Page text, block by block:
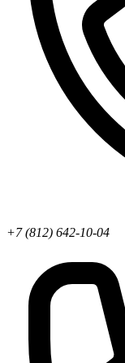
+7 (812) 642-10-04